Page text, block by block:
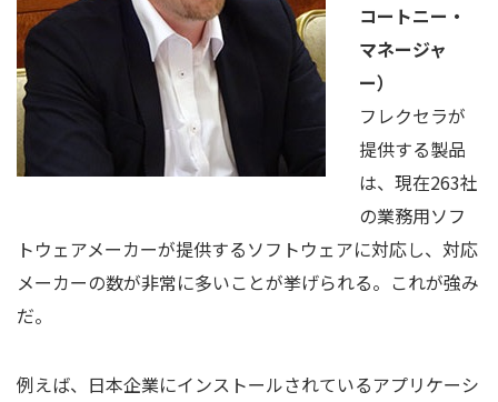
コートニー・
マネージャ
ー）
フレクセラが
提供する製品
は、現在263社
の業務用ソフ
トウェアメーカーが提供するソフトウェアに対応し、対応
メーカーの数が非常に多いことが挙げられる。これが強み
だ。
例えば、日本企業にインストールされているアプリケーシ